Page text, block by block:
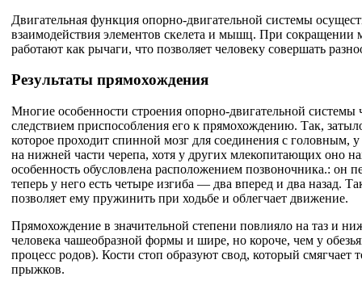
Двигательная функция опорно-двигательной системы
взаимодействия элементов скелета и мышц. При сокращении
работают как рычаги, что позволяет человеку совершать
Результаты прямохождения
Многие особенности строения опорно-двигательной системы
следствием приспособления его к прямохождению. Так,
которое проходит спинной мозг для соединения с головным,
на нижней части черепа, хотя у других млекопитающих оно
особенность обусловлена расположением позвоночника.: он
теперь у него есть четыре изгиба — два вперед и два назад.
позволяет ему пружинить при ходьбе и облегчает движение.
Прямохождение в значительной степени повлияло на таз и
человека чашеобразной формы и шире, но короче, чем у
процесс родов). Кости стоп образуют свод, который смягчает
прыжков.